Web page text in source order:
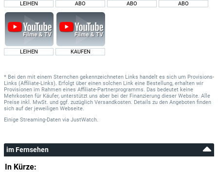
LEIHEN ABO ABO ABO
LEIHEN KAUFEN
* Bei den mit einem Sternchen gekennzeichneten Links handelt es sich um Provisions-
Links (Affiliate-Links). Erfolgt über einen solchen Link eine Bestellung, erhalten wir
Provisionen im Rahmen eines Affiliate-Partnerprogramms. Das bedeutet keine
Mehrkosten für Käufer, unterstützt uns aber bei der Finanzierung dieser Website. Alle
Preise inkl. MwSt. und ggf. zuzüglich Versandkosten. Details zu den Angeboten finden
sich auf der jeweiligen Webseite.
Einige Streaming-Daten via JustWatch.
im Fernsehen
In Kürze: